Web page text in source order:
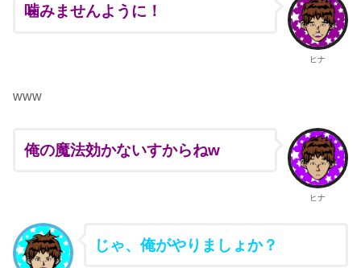
ヒナ
噛みませんように！
www
ヒナ
俺の魔法効かないすからねw
じゃ、俺がやりましょか？